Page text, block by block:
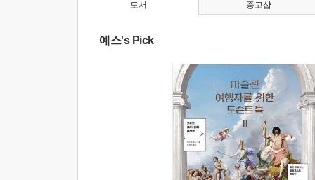
도서
예스's Pick
중고샵